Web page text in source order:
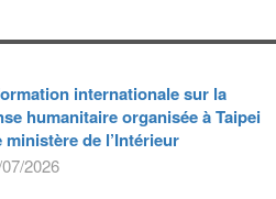
internationale sur la
humanitaire organisée à Taipei
ministère de l’Intérieur
2026